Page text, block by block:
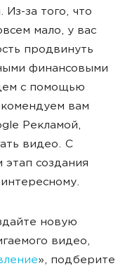
за того, что
мало, у вас
продвинуть
финансовыми
с помощью
вам
Рекламой,
видео. С
создания
новую
видео,
», подберите